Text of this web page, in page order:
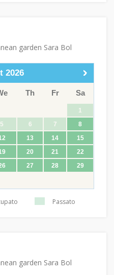
garden Sara Bol
2026
Th Fr Sa
1
5 6 7
8
13 14
15
20 21
22
27 28
29
Passato
garden Sara Bol